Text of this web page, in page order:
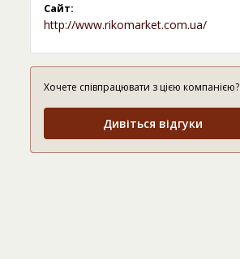
Сайт:
http://www.rikomarket.com.ua/
Хочете співпрацювати з цією компанією?
Дивіться відгуки